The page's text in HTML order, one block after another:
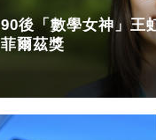
90後「數學女神」王
菲爾茲獎